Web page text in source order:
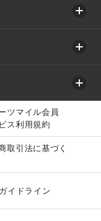
ツマイル会員
ス利用規約
取引法に基づく
イドライン